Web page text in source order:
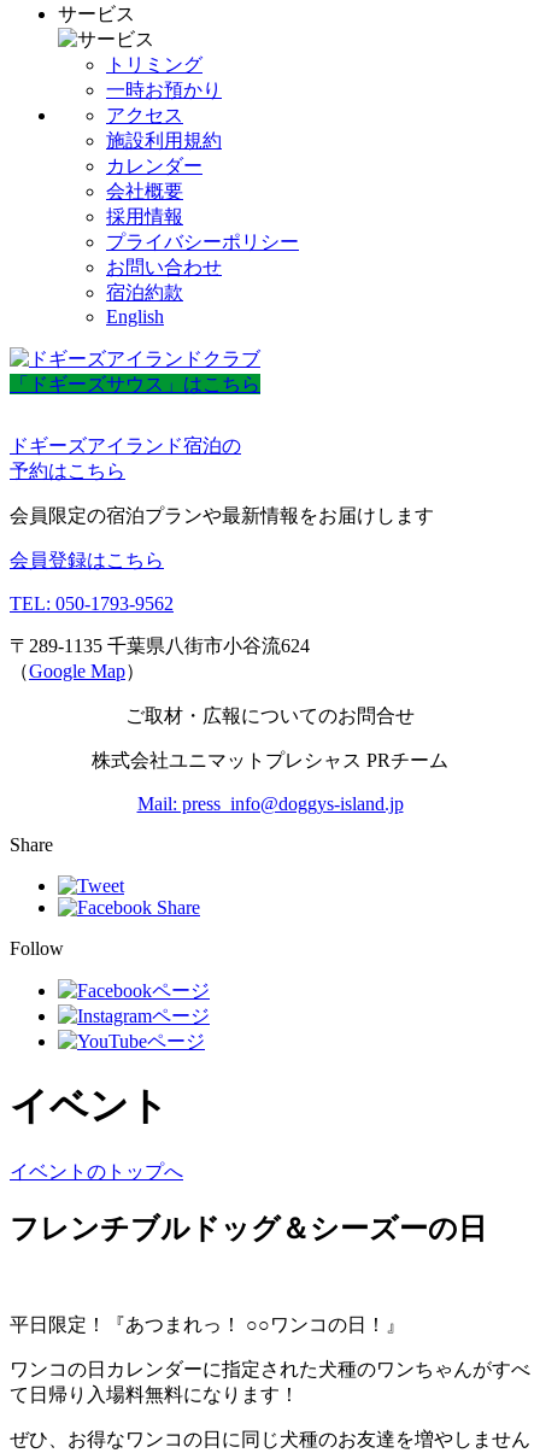
サービス
トリミング
一時お預かり
アクセス
施設利用規約
カレンダー
会社概要
採用情報
プライバシーポリシー
お問い合わせ
宿泊約款
English
「ドギーズサウス」はこちら
ドギーズアイランド宿泊の
予約はこちら
会員限定の宿泊プランや最新情報をお届けします
会員登録はこちら
TEL: 050-1793-9562
〒289-1135 千葉県八街市小谷流624
（Google Map）
ご取材・広報についてのお問合せ
株式会社ユニマットプレシャス PRチーム
Mail: press_info@doggys-island.jp
Share
Follow
イベント
イベントのトップへ
フレンチブルドッグ＆シーズーの日
平日限定！『あつまれっ！ ○○ワンコの日！』
ワンコの日カレンダーに指定された犬種のワンちゃんがすべ
て日帰り入場料無料になります！
ぜひ、お得なワンコの日に同じ犬種のお友達を増やしません